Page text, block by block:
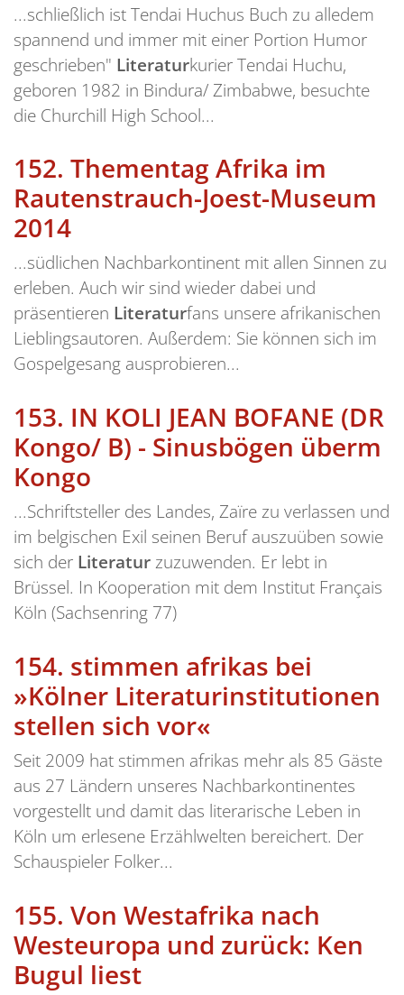
...schließlich ist Tendai Huchus Buch zu alledem
spannend und immer mit einer Portion Humor
geschrieben" Literaturkurier Tendai Huchu,
geboren 1982 in Bindura/ Zimbabwe, besuchte
die Churchill High School...
152. Thementag Afrika im
Rautenstrauch-Joest-Museum
2014
...südlichen Nachbarkontinent mit allen Sinnen zu
erleben. Auch wir sind wieder dabei und
präsentieren Literaturfans unsere afrikanischen
Lieblingsautoren. Außerdem: Sie können sich im
Gospelgesang ausprobieren...
153. IN KOLI JEAN BOFANE (DR
Kongo/ B) - Sinusbögen überm
Kongo
...Schriftsteller des Landes, Zaïre zu verlassen und
im belgischen Exil seinen Beruf auszuüben sowie
sich der Literaturzuzuwenden. Er lebt in
Brüssel. In Kooperation mit dem Institut Français
Köln (Sachsenring 77)
154. stimmen afrikas bei
»Kölner Literaturinstitutionen
stellen sich vor«
Seit 2009 hat stimmen afrikas mehr als 85 Gäste
aus 27 Ländern unseres Nachbarkontinentes
vorgestellt und damit das literarische Leben in
Köln um erlesene Erzählwelten bereichert. Der
Schauspieler Folker...
155. Von Westafrika nach
Westeuropa und zurück: Ken
Bugul liest